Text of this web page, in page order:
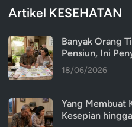
Artikel KESEHATAN
Banyak Orang
Pensiun, Ini
18/06/2026
Yang Membuat
Kesepian